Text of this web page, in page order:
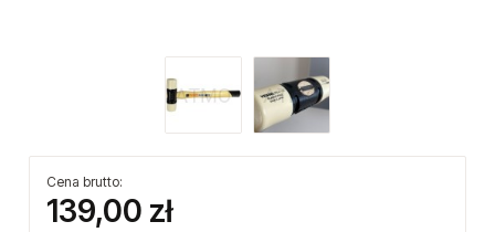
Cena brutto:
139,00 zł